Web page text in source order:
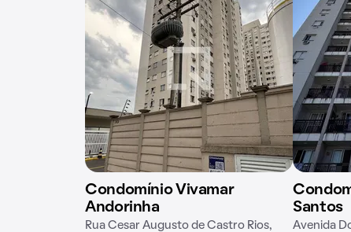
Condomínio Vivamar
Andorinha
Rua Cesar Augusto de Castro Rios,
Santos
Avenida